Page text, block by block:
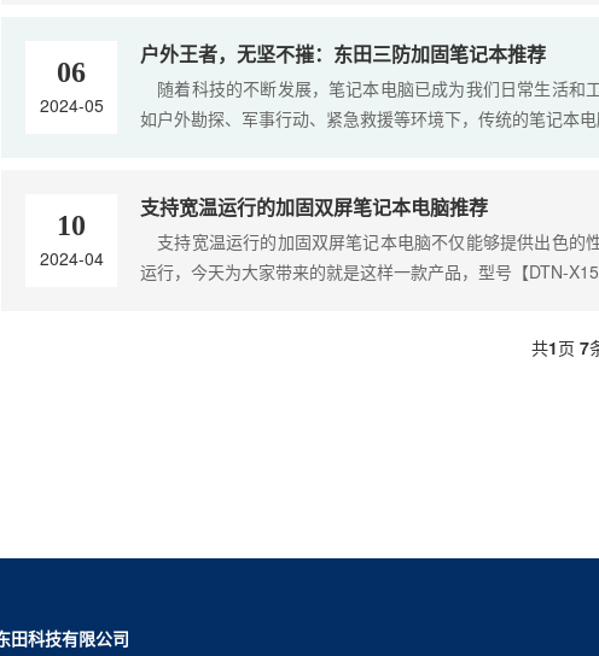
06
2024-05
户外王者，无坚不摧：东田三防加固笔记本推荐
随着科技的不断发展，笔记本电脑已成为我们日常生活和
如户外勘探、军事行动、紧急救援等环境下，传统的笔记本
10
2024-04
支持宽温运行的加固双屏笔记本电脑推荐
支持宽温运行的加固双屏笔记本电脑不仅能够提供出色的
运行，今天为大家带来的就是这样一款产品，型号【DTN-X15
共1页 7
田科技有限公司